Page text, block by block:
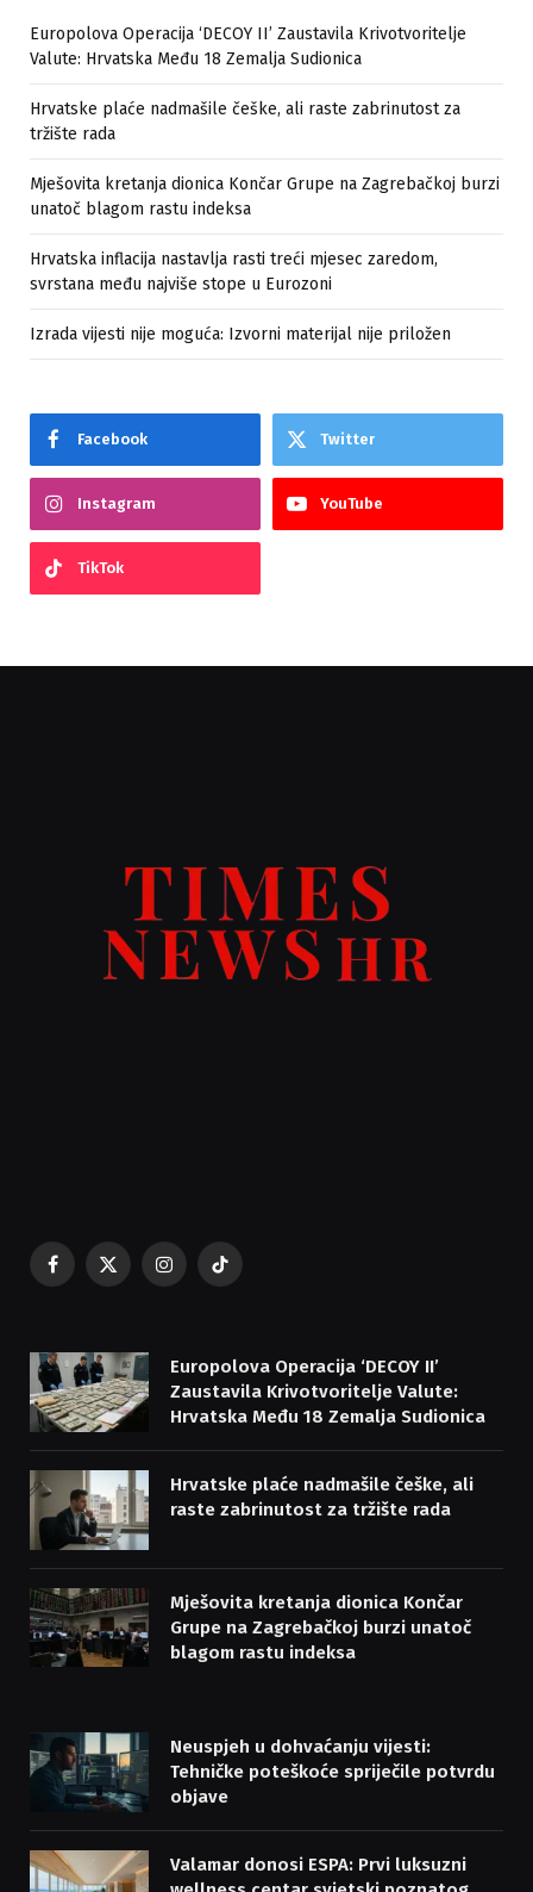
Europolova Operacija ‘DECOY II’ Zaustavila Krivotvoritelje
Valute: Hrvatska Među 18 Zemalja Sudionica
Hrvatske plaće nadmašile češke, ali raste zabrinutost za
tržište rada
Mješovita kretanja dionica Končar Grupe na Zagrebačkoj burzi
unatoč blagom rastu indeksa
Hrvatska inflacija nastavlja rasti treći mjesec zaredom,
svrstana među najviše stope u Eurozoni
Izrada vijesti nije moguća: Izvorni materijal nije priložen
Facebook Twitter
Instagram YouTube
TikTok
Facebook
X
Instagram
TikTok
Europolova Operacija ‘DECOY II’
Zaustavila Krivotvoritelje Valute:
Hrvatska Među 18 Zemalja Sudionica
Hrvatske plaće nadmašile češke, ali
raste zabrinutost za tržište rada
Mješovita kretanja dionica Končar
Grupe na Zagrebačkoj burzi unatoč
blagom rastu indeksa
Neuspjeh u dohvaćanju vijesti:
Tehničke poteškoće spriječile potvrdu
objave
Valamar donosi ESPA: Prvi luksuzni